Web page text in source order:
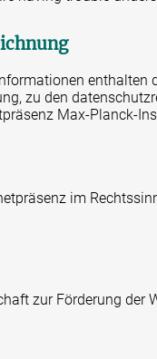
zu den
Max-Planck-
im
zur Förderung der